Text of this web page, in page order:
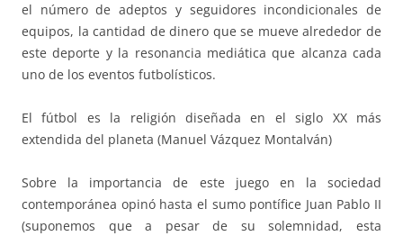
el número de adeptos y seguidores incondicionales de
equipos, la cantidad de dinero que se mueve alrededor de
este deporte y la resonancia mediática que alcanza cada
uno de los eventos futbolísticos.
El fútbol es la religión diseñada en el siglo XX más
extendida del planeta (Manuel Vázquez Montalván)
Sobre la importancia de este juego en la sociedad
contemporánea opinó hasta el sumo pontífice Juan Pablo II
(suponemos que a pesar de su solemnidad, esta